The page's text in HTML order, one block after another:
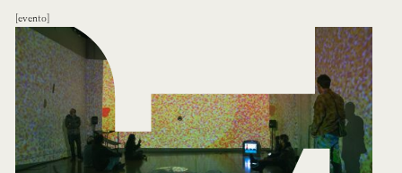
evento